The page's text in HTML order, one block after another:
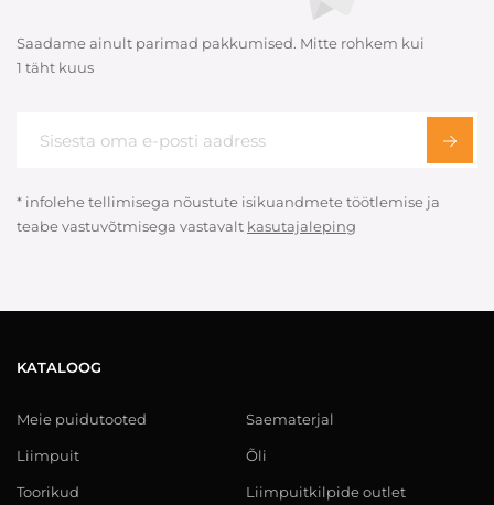
Saadame ainult parimad pakkumised. Mitte rohkem kui
1 täht kuus
* infolehe tellimisega nõustute isikuandmete töötlemise ja
teabe vastuvõtmisega vastavalt kasutajaleping
KATALOOG
Meie puidutooted
Liimpuit
Toorikud
Saematerjal
Õli
Liimpuitkilpide outlet